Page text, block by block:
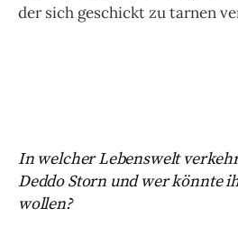
der sich geschickt zu tarnen
In welcher Lebenswelt
Deddo Storn und wer könnte
wollen?